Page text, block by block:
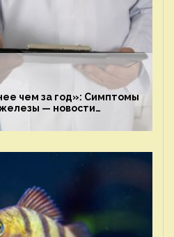
чем за год»: Симптомы
— новости